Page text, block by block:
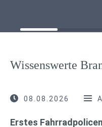
Wissenswerte
08.08.2026
Erstes